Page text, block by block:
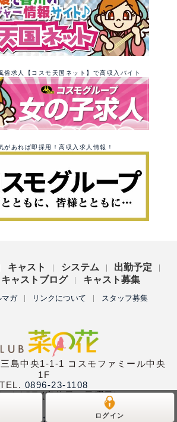
求人【コスモ天国ネット】で高収入バイト
があれば即採用！高収入求人情報！
キャスト システム
出勤予定
キャストブログ キャスト募集
マガ リンクについて スタッフ募集
島中央1-1-1 コスモファミール中央
1F
TEL. 0896-23-1108
〜LAST (定休日：日曜日)
ログイン